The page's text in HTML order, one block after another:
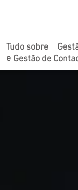
Tudo sobre
Gestão de
e